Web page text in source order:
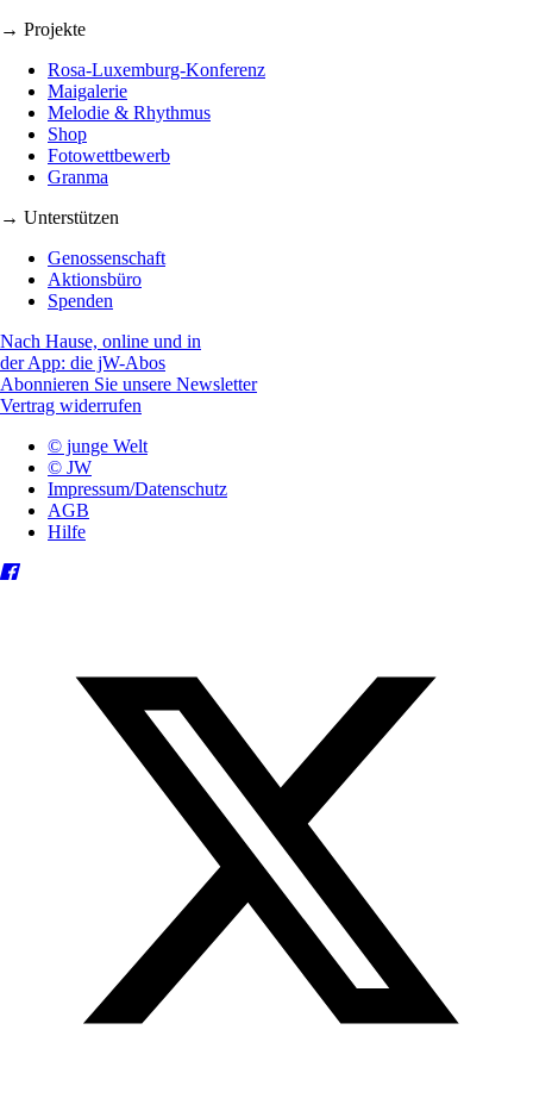
→ Projekte
Rosa-Luxemburg-Konferenz
Maigalerie
Melodie & Rhythmus
Shop
Fotowettbewerb
Granma
→ Unterstützen
Genossenschaft
Aktionsbüro
Spenden
Nach Hause, online und in
der App: die jW-Abos
Abonnieren Sie unsere Newsletter
Vertrag widerrufen
© junge Welt
© JW
Impressum/Datenschutz
AGB
Hilfe